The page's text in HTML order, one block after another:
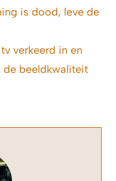
is dood, leve de
verkeerd in en
de beeldkwaliteit